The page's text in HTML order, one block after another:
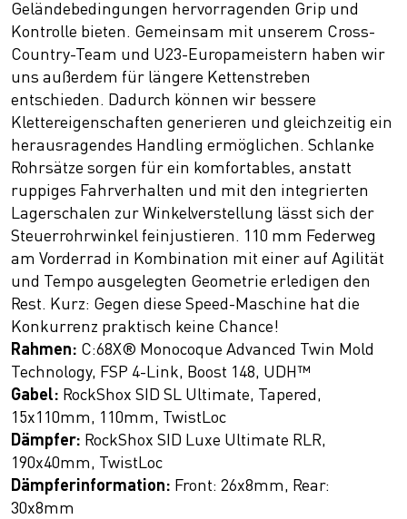
Geländebedingungen hervorragenden Grip und
Kontrolle bieten. Gemeinsam mit unserem Cross-
Country-Team und U23-Europameistern haben wir
uns außerdem für längere Kettenstreben
entschieden. Dadurch können wir bessere
Klettereigenschaften generieren und gleichzeitig ein
herausragendes Handling ermöglichen. Schlanke
Rohrsätze sorgen für ein komfortables, anstatt
ruppiges Fahrverhalten und mit den integrierten
Lagerschalen zur Winkelverstellung lässt sich der
Steuerrohrwinkel feinjustieren. 110 mm Federweg
am Vorderrad in Kombination mit einer auf Agilität
und Tempo ausgelegten Geometrie erledigen den
Rest. Kurz: Gegen diese Speed-Maschine hat die
Konkurrenz praktisch keine Chance!
Rahmen: C:68X® Monocoque Advanced Twin Mold
Technology, FSP 4-Link, Boost 148, UDH™
Gabel: RockShox SID SL Ultimate, Tapered,
15x110mm, 110mm, TwistLoc
Dämpfer: RockShox SID Luxe Ultimate RLR,
190x40mm, TwistLoc
Dämpferinformation: Front: 26x8mm, Rear:
30x8mm